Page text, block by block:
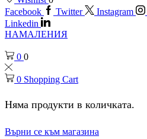
Facebook
Twitter Instagram
Linkedin
НАМАЛЕНИЯ
0 0
0 Shopping Cart
Няма продукти в количката.
Върни се към магазина